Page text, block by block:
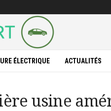
ÉLECTRIQUE ACTUALITÉS
usine